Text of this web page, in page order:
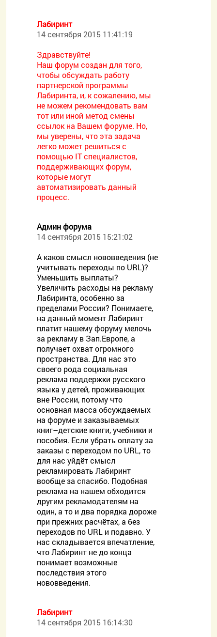
Лабиринт
14 сентября 2015 11:41:19
Здравствуйте!
Наш форум создан для того,
чтобы обсуждать работу
партнерской программы
Лабиринта, и, к сожалению, мы
не можем рекомендовать вам
тот или иной метод смены
ссылок на Вашем форуме. Но,
мы уверены, что эта задача
легко может решиться с
помощью IT специалистов,
поддерживающих форум,
которые могут
автоматизировать данный
процесс.
Админ форума
14 сентября 2015 15:21:02
А каков смысл нововведения (не
учитывать переходы по URL)?
Уменьшить выплаты?
Увеличить расходы на рекламу
Лабиринта, особенно за
пределами России? Понимаете,
на данный момент Лабиринт
платит нашему форуму мелочь
за рекламу в Зап.Европе, а
получает охват огромного
пространства. Для нас это
своего рода социальная
реклама поддержки русского
языка у детей, проживающих
вне России, потому что
основная масса обсуждаемых
на форуме и заказываемых
книг–детские книги, учебники и
пособия. Если убрать оплату за
заказы с переходом по URL, то
для нас уйдёт смысл
рекламировать Лабиринт
вообще за спасибо. Подобная
реклама на нашем обходится
другим рекламодателям на
один, а то и два порядка дороже
при прежних расчётах, а без
переходов по URL и подавно. У
нас складывается впечатление,
что Лабиринт не до конца
понимает возможные
последствия этого
нововведения.
Лабиринт
14 сентября 2015 16:14:30